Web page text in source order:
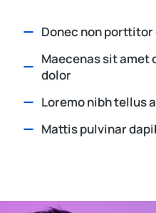
Donec non
Maecenas sit amet
dolor
Loremo nibh tellus
Mattis pulvinar